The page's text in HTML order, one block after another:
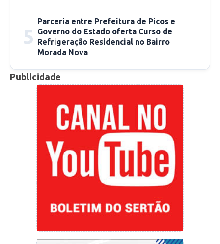
5
Parceria entre Prefeitura de Picos e
Governo do Estado oferta Curso de
Refrigeração Residencial no Bairro
Morada Nova
Publicidade